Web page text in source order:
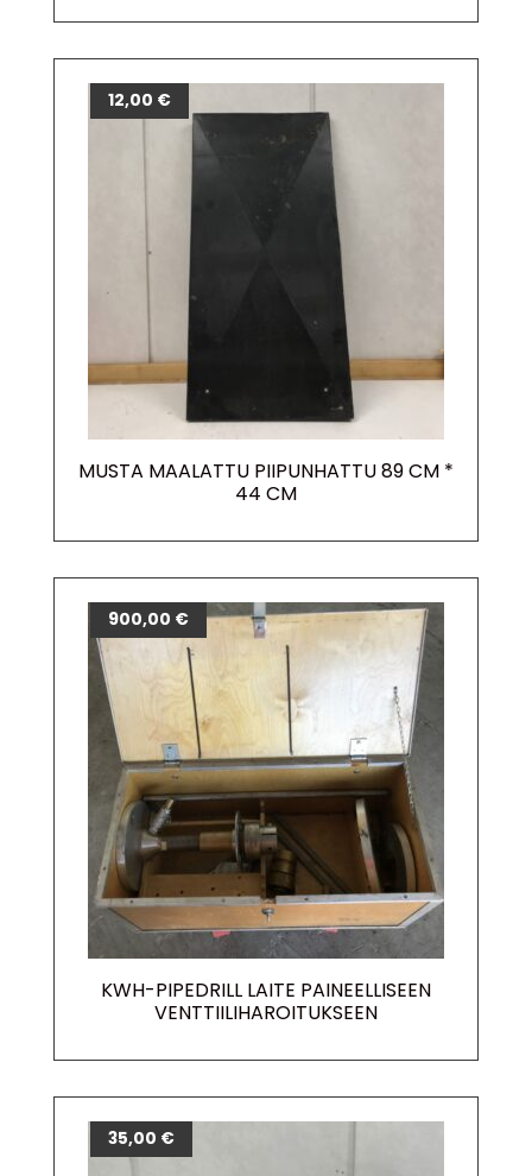
MUSTA MAALATTU PIIPUNHATTU 89 CM *
44 CM
12,00 €
KWH-PIPEDRILL LAITE PAINEELLISEEN
VENTTIILIHAROITUKSEEN
900,00 €
35,00 €